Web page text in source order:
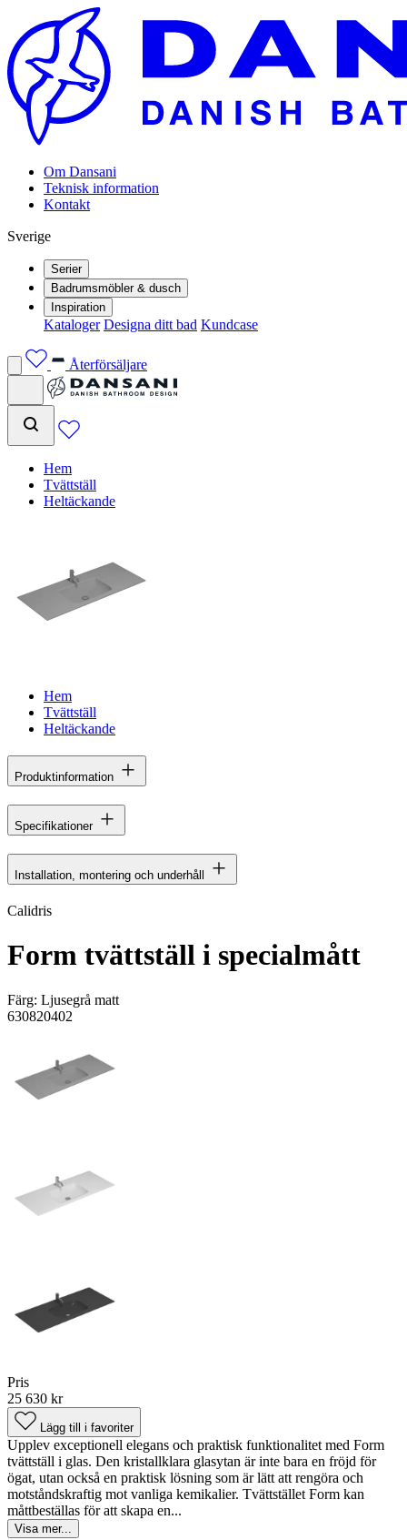
Om Dansani
Teknisk information
Kontakt
Sverige
Serier
Badrumsmöbler & dusch
Inspiration
Kataloger Designa ditt bad Kundcase
Återförsäljare
Hem
Tvättställ
Heltäckande
Hem
Tvättställ
Heltäckande
Produktinformation
Specifikationer
Installation, montering och underhåll
Calidris
Form tvättställ i specialmått
Färg: Ljusegrå matt
630820402
Pris
25 630 kr
Lägg till i favoriter
Upplev exceptionell elegans och praktisk funktionalitet med Form
tvättställ i glas. Den kristallklara glasytan är inte bara en fröjd för
ögat, utan också en praktisk lösning som är lätt att rengöra och
motståndskraftig mot vanliga kemikalier. Tvättstället Form kan
måttbeställas för att skapa en...
Visa mer...